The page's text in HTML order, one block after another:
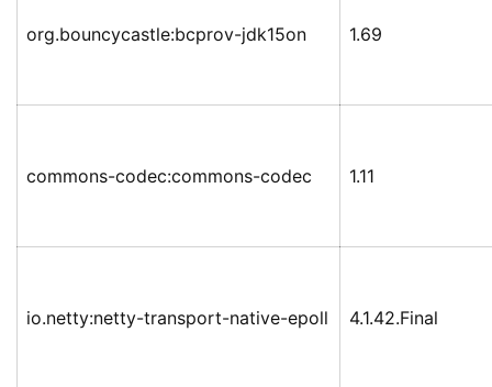
org.bouncycastle:bcprov-jdk15on 1.69
commons-codec:commons-codec 1.11
io.netty:netty-transport-native-epoll 4.1.42.Final